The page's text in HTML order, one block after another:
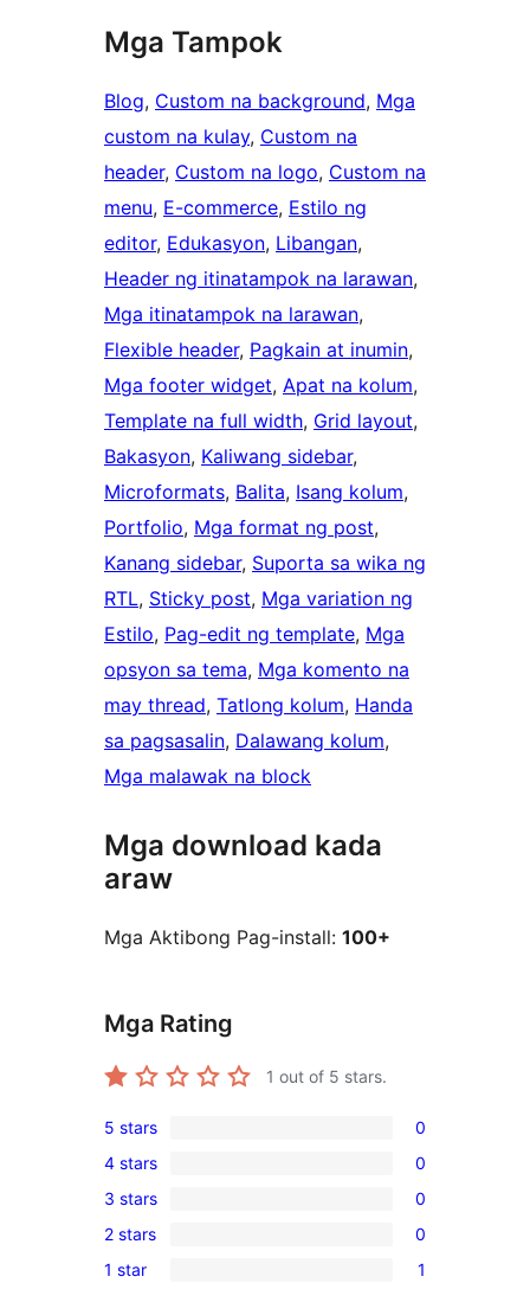
Mga Tampok
Blog, Custom na background, Mga
custom na kulay, Custom na
header, Custom na logo, Custom na
menu, E-commerce, Estilo ng
editor, Edukasyon, Libangan
Header ng itinatampok na larawan
Mga itinatampok na larawan
Flexible header, Pagkain at inumin
Mga footer widget, Apat na kolum
Template na full width, Grid layout
Bakasyon, Kaliwang sidebar
Microformats, Balita, Isang kolum
Portfolio, Mga format ng post
Kanang sidebar, Suporta sa wika ng
RTL, Sticky post, Mga variation ng
Estilo, Pag-edit ng template, Mga
opsyon sa tema, Mga komento na
may thread, Tatlong kolum, Handa
sa pagsasalin, Dalawang kolum
Mga malawak na block
Mga download kada
araw
Mga Aktibong Pag-install: 100+
Mga Rating
1 out of 5 stars.
0
5-
star
reviews
5 stars 0
0
4-
star
reviews
4 stars 0
0
3-
star
3 stars 0
0
2-
2 stars 0
1
1 star 1